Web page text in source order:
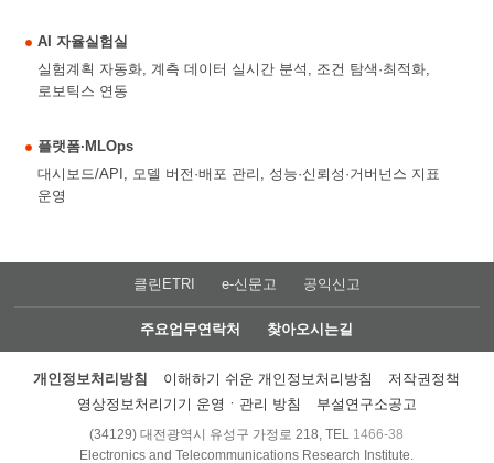
AI 자율실험실
실험계획 자동화, 계측 데이터 실시간 분석, 조건 탐색·최적화,
로보틱스 연동
플랫폼·MLOps
대시보드/API, 모델 버전·배포 관리, 성능·신뢰성·거버넌스 지표
운영
클린ETRI e-신문고 공익신고
주요업무연락처 찾아오시는길
개인정보처리방침 이해하기 쉬운 개인정보처리방침
저작권정책
영상정보처리기기 운영ㆍ관리 방침
부설연구소공고
(34129) 대전광역시 유성구 가정로 218, TEL 1466-38
Electronics and Telecommunications Research Institute.